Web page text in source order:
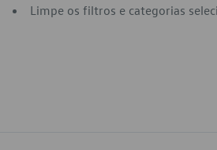
Limpe os filtros e categorias